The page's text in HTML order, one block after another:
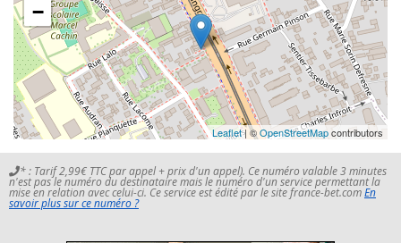
−
Leaflet| ©OpenStreetMapcontributors
* : Tarif 2,99€ TTC par appel + prix d'un appel). Ce numéro valable 3 minutes
n'est pas le numéro du destinataire mais le numéro d'un service permettant la
mise en relation avec celui-ci. Ce service est édité par le site france-bet.comEn
savoir plus sur ce numéro ?